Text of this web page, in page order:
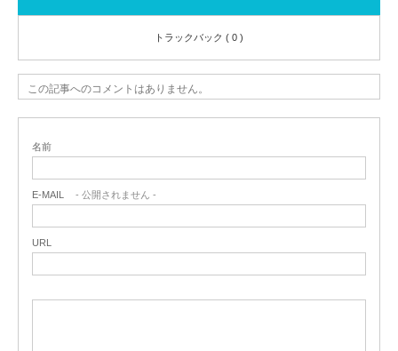
トラックバック ( 0 )
この記事へのコメントはありません。
名前
E-MAIL - 公開されません -
URL